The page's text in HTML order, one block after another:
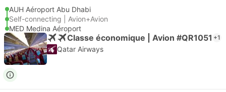
AUH Aéroport Abu Dhabi
Self-connecting | Avion+Avion
MED Medina Aéroport
Classe économique | Avion #QR1051 +1
Qatar Airways